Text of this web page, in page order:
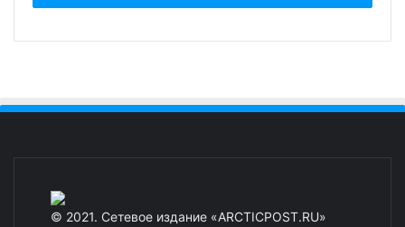
© 2021. Сетевое издание «ARCTICPOST.RU»